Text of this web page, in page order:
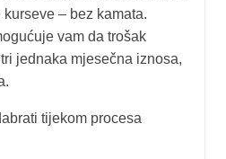
– bez kamata.
vam da trošak
jednaka mjesečna iznosa,
tijekom procesa